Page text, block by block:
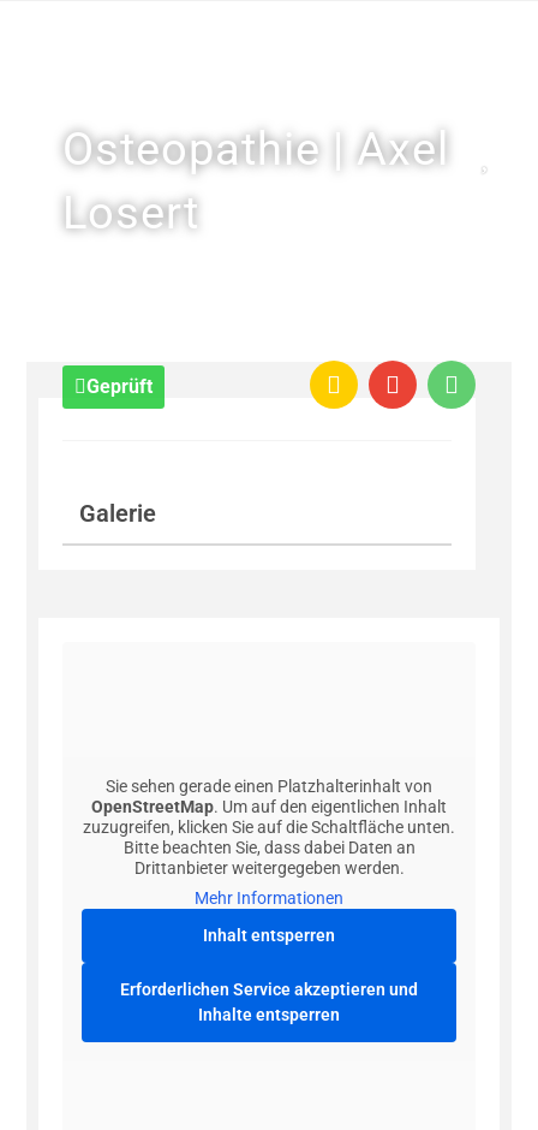
Osteopathie | Axel
Losert
Geprüft
Galerie
Sie sehen gerade einen Platzhalterinhalt von
OpenStreetMap. Um auf den eigentlichen Inhalt
zuzugreifen, klicken Sie auf die Schaltfläche unten.
Bitte beachten Sie, dass dabei Daten an
Drittanbieter weitergegeben werden.
Mehr Informationen
Inhalt entsperren
Erforderlichen Service akzeptieren und
Inhalte entsperren